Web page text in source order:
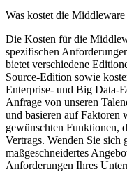
Was kostet die Middleware
Die Kosten für die
spezifischen
bietet verschiedene
Source-Edition sowie
Enterprise- und Big Data-
Anfrage von unseren
und basieren auf Faktoren
gewünschten Funktionen,
Vertrags. Wenden Sie sich
maßgeschneidertes
Anforderungen Ihres